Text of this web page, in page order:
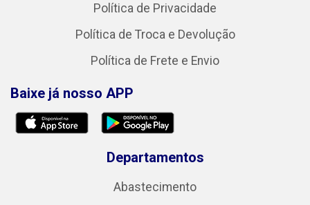
Política de Privacidade
Política de Troca e Devolução
Política de Frete e Envio
Baixe já nosso APP
Departamentos
Abastecimento